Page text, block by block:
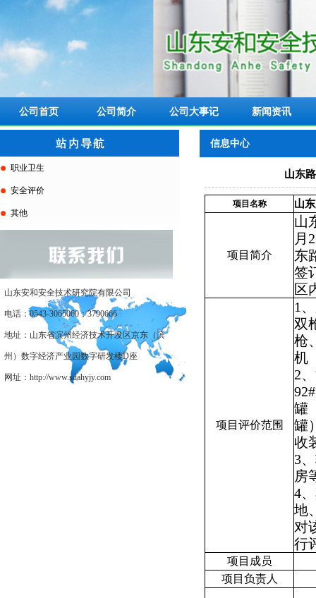
公司首页 公司简介 公司大事记 新闻资讯
职业卫生
安全评价
其他
山东安和安全技术研究院有限公司
电话：0543-3065060；3790666
地址：山东省滨州经济技术开发区京东（滨
州）数字经济产业园数字研发楼D座
网址：http://www.sdahyjy.com
信息中心
山东
项目名称 山
项目简介
山
月
东
签
区
项目评价范围
1
双
枪
机
2
92#
罐
罐
收
3
房
4
地
对
行
项目成员
项目负责人